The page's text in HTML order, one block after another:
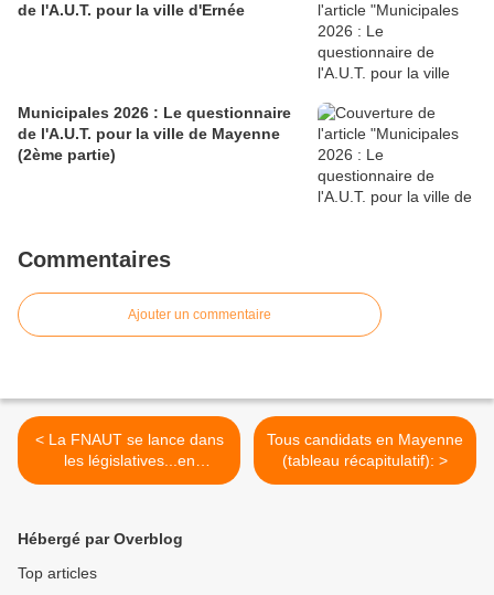
de l'A.U.T. pour la ville d'Ernée
Municipales 2026 : Le questionnaire
de l'A.U.T. pour la ville de Mayenne
(2ème partie)
Commentaires
Ajouter un commentaire
< La FNAUT se lance dans
les législatives...en
Mayenne
Tous candidats en Mayenne
(tableau récapitulatif): >
Hébergé par Overblog
Top articles